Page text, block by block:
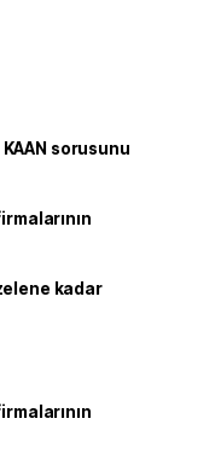
sorusunu
kadar